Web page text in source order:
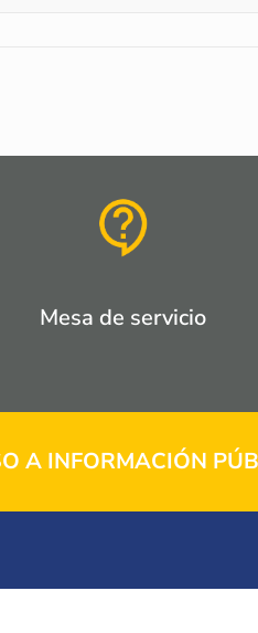
Mesa de servicio
A INFORMACIÓN